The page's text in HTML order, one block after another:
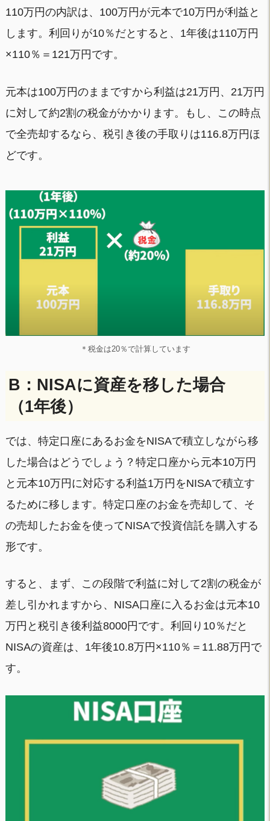
110万円の内訳は、100万円が元本で10万円が利益と
します。利回りが10％だとすると、1年後は110万円
×110％＝121万円です。
元本は100万円のままですから利益は21万円、21万円
に対して約2割の税金がかかります。もし、この時点
で全売却するなら、税引き後の手取りは116.8万円ほ
どです。
＊税金は20％で計算しています
B：NISAに資産を移した場合
（1年後）
では、特定口座にあるお金をNISAで積立しながら移
した場合はどうでしょう？特定口座から元本10万円
と元本10万円に対応する利益1万円をNISAで積立す
るために移します。特定口座のお金を売却して、そ
の売却したお金を使ってNISAで投資信託を購入する
形です。
すると、まず、この段階で利益に対して2割の税金が
差し引かれますから、NISA口座に入るお金は元本10
万円と税引き後利益8000円です。利回り10％だと
NISAの資産は、1年後10.8万円×110％＝11.88万円で
す。